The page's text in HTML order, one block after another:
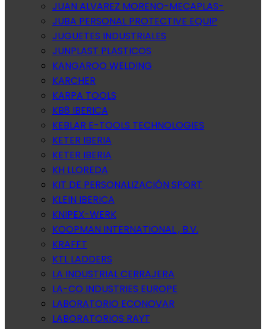
JUAN ALVAREZ MORENO-MECAPLAS-
JUBA PERSONAL PROTECTIVE EQUIP
JUGUETES INDUSTRIALES
JUNPLAST PLASTICOS
KANGAROO WELDING
KARCHER
KARPA TOOLS
KB8 IBERICA
KEBLAR E-TOOLS TECHNOLOGIES
KETER IBERIA
KETER IBERIA
KH LLOREDA
KIT DE PERSONALIZACIÓN SPORT
KLEIN IBERICA
KNIPEX-WERK
KOOPMAN INTERNATIONAL , B.V.
KRAFFT
KTL LADDERS
LA INDUSTRIAL CERRAJERA
LA-CO INDUSTRIES EUROPE
LABORATORIO ECONOVAR
LABORATORIOS RAYT